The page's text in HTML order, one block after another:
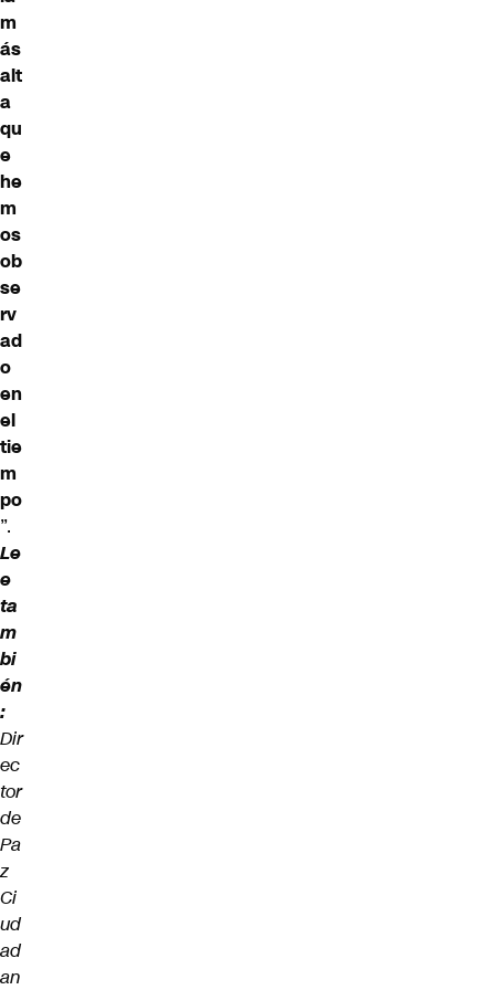
m
ás
alt
a
qu
e
he
m
os
ob
se
rv
ad
o
en
el
tie
m
po
”.
Le
e
ta
m
bi
én
:
Dir
ec
tor
de
Pa
z
Ci
ud
ad
an